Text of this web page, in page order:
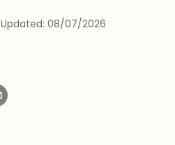
Updated: 08/07/2026